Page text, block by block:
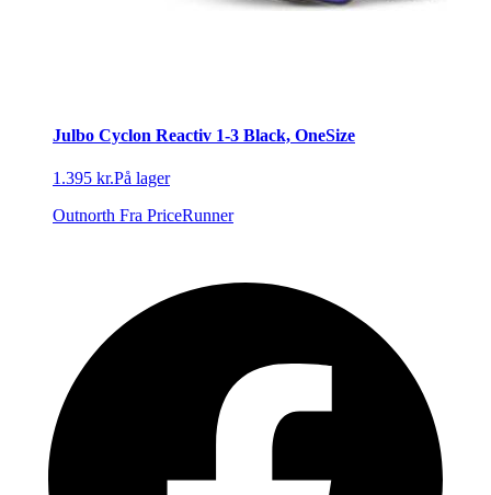
Julbo Cyclon Reactiv 1-3 Black, OneSize
1.395 kr.På lager
Outnorth Fra PriceRunner